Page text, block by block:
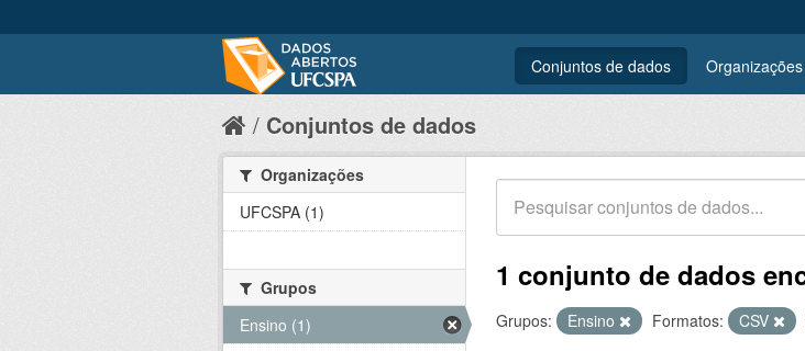
Conjuntos de dados Organizações
Conjuntos de dados
1 conjunto de dados
Grupos: Ensino Formatos: CSV
Organizações
UFCSPA (1)
Grupos
Ensino (1)